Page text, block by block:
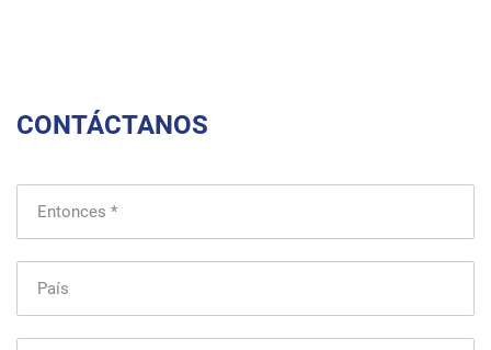
CONTÁCTANOS